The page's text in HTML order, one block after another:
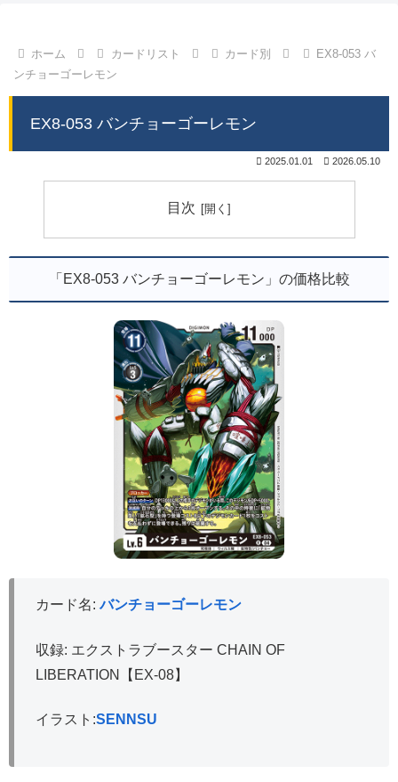
ホーム カードリスト カード別
EX8-053 バ
ンチョーゴーレモン
EX8-053 バンチョーゴーレモン
2025.01.01 2026.05.10
目次
「EX8-053 バンチョーゴーレモン」の価格比較
カード名:バンチョーゴーレモン
収録: エクストラブースター CHAIN OF
LIBERATION【EX-08】
イラスト:SENNSU